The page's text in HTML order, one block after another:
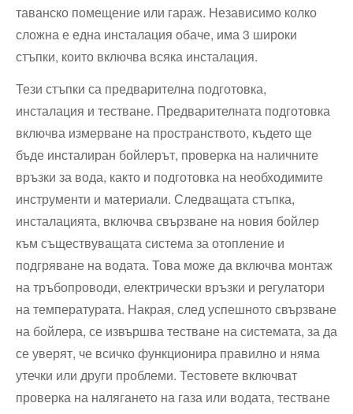
таванско помещение или гараж. Независимо колко
сложна е една инсталация обаче, има 3 широки
стъпки, които включва‍ всяка инсталация.
Тези стъпки са предварителна подготовка,
инсталация и тестване. Предварителната подготовка
включва измерване на пространството, където ще
бъде инсталиран бойлерът, проверка на наличните
връзки за вода, както и подготовка на необходимите
инструменти и материали. Следващата стъпка,
инсталацията, включва свързване на новия бойлер
към съществуващата система за отопление и
подгряване на водата. Това може да включва монтаж
на тръбопроводи, електрически връзки и регулатори
на температурата. Накрая, след успешното свързване
на бойлера, се извършва тестване на системата, за да
се уверят, че всичко функционира правилно и няма
утечки или други проблеми. Тестовете включват
проверка на налягането на газа или водата, тестване